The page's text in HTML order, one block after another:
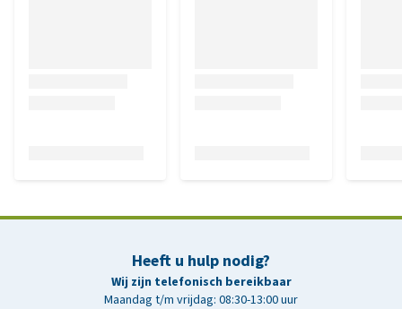
Heeft u hulp nodig?
Wij zijn telefonisch bereikbaar
Maandag t/m vrijdag: 08:30-13:00 uur